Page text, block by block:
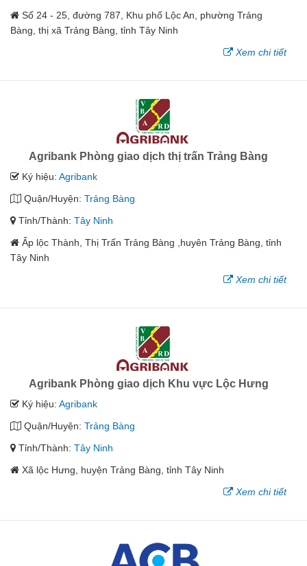
Số 24 - 25, đường 787, Khu phố Lộc An, phường Trảng
Bàng, thị xã Trảng Bàng, tỉnh Tây Ninh
Xem chi tiết
Agribank Phòng giao dịch thị trấn Trảng Bàng
Ký hiệu: Agribank
Quận/Huyện: Trảng Bàng
Tỉnh/Thành: Tây Ninh
Ấp lộc Thành, Thị Trấn Trảng Bàng ,huyên Trảng Bàng, tỉnh
Tây Ninh
Xem chi tiết
Agribank Phòng giao dịch Khu vực Lộc Hưng
Ký hiệu: Agribank
Quận/Huyện: Trảng Bàng
Tỉnh/Thành: Tây Ninh
Xã lộc Hưng, huyện Trảng Bàng, tỉnh Tây Ninh
Xem chi tiết